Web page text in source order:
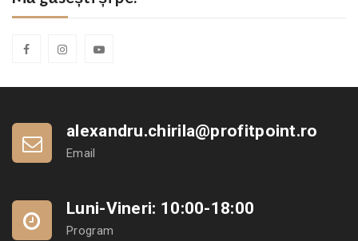
alexandru.chirila@profitpoint.ro
Email
Luni-Vineri: 10:00-18:00
Program